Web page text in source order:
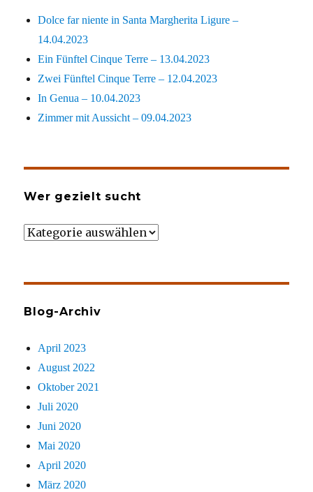
Dolce far niente in Santa Margherita Ligure –
14.04.2023
Ein Fünftel Cinque Terre – 13.04.2023
Zwei Fünftel Cinque Terre – 12.04.2023
In Genua – 10.04.2023
Zimmer mit Aussicht – 09.04.2023
Wer gezielt sucht
Wer
Blog-Archiv
April 2023
August 2022
Oktober 2021
Juli 2020
Juni 2020
Mai 2020
April 2020
März 2020